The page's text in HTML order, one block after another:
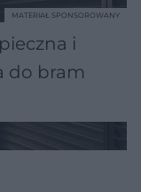
i
do bram
MATERIAŁ SPONSOROWANY